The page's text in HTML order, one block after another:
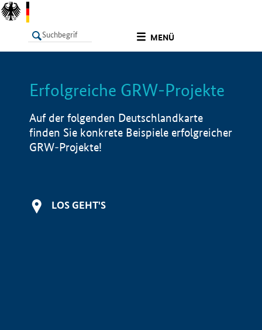
MENÜ
LISTE Info
Erfolgreiche GRW-Projekte
Auf der folgenden Deutschlandkarte
finden Sie konkrete Beispiele erfolgreicher
GRW-Projekte!
LOS GEHT'S